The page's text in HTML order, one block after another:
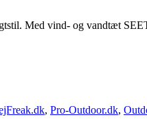
Med vind- og vandtæt
, Pro-Outdoor.dk,